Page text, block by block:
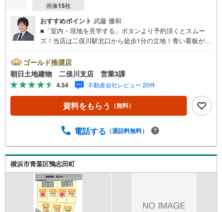
画像15枚
おすすめポイント 武藤 優和
■「室内・現地を見学する」ボタンより予約頂くとスムー
ズ！当店は二俣川駅北口から徒歩1分の立地！青い看板が目
ーナーなど、お子様にも退屈せずにお過ごし頂けます。■
テレワークで作業効率のUP化オウチ時間で人生を豊かにす
るためにONとOFFを切り替えて、家族との時間も増えて幸
せマイホームを！■ 住宅ローンのご相談承ります。■住まい
選びはフィーリングも大切です。現地の空気や雰囲気を感
じてみましょう。営業スタッフまでお問合せくださいま
そうですが住まい選びはフィーリングも大切です。現地の
情報ですお客様のこだわりを聞かせてください！■ ご来店
時にはお車の無料提携駐車場ございます。詳しくは営業ス
タッフまでお問合せくださいませ！■周辺の教育施設やスー
パー、ドラックストア等の情報、災害情報等がわかる「物
件レポート」お渡します■他の物件と併せてご案内もOK-ご
自宅や指定場所から無料送迎もOK-当日見学もOKです！
ゴールド推奨店
朝日土地建物 二俣川支店 営業3課
4.54 不動産会社レビュー 20件
資料をもらう （無料）
電話する （通話料無料）
横浜市青葉区鴨志田町